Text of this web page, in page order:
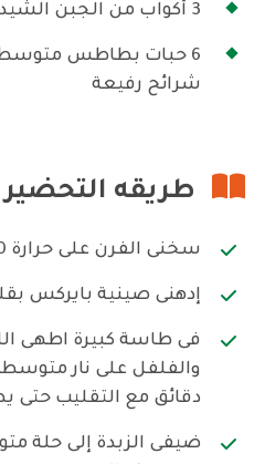
3 أكواب من الجبن الشيدر المبشور
6 حبات بطاطس
شرائح رفيعة
طريقه التحضير
سخنى الفرن على حرارة 150 درجة مئوية
إدهنى صينية بايركس
فى طاسة كبيرة اطهى
دقائق مع التقليب حتى
ضيفى الزبدة إلى حلة